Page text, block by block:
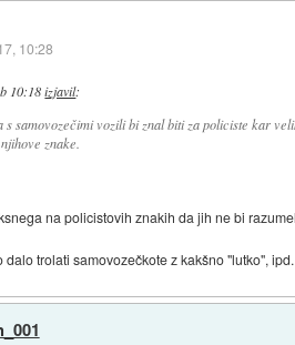
10:28
10:18 izjavil:
s samovozečimi vozili bi znal biti za policiste kar
znake.
na policistovih znakih da jih ne bi
dalo trolati samovozečkote z kakšno "lutko", ipd.